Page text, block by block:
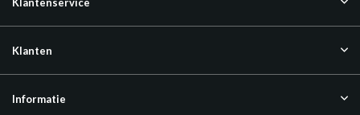
Klanten
Informatie